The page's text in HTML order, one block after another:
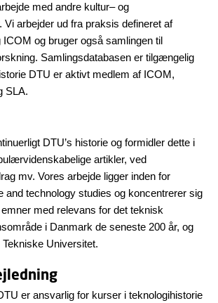
med andre kultur– og
Vi arbejder ud fra praksis defineret af
og bruger også samlingen til
Samlingsdatabasen er tilgængelig
DTU er aktivt medlem af ICOM,
SLA.
DTU’s historie og formidler dette i
artikler, ved
mv. Vores arbejde ligger inden for
and technology studies og koncentrerer sig
med relevans for det teknisk
i Danmark de seneste 200 år, og
Universitet.
er ansvarlig for kurser i teknologihistorie